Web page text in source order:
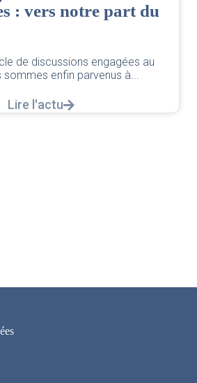
: vers notre part du
de discussions engagées au
sommes enfin parvenus à...
Lire l'actu